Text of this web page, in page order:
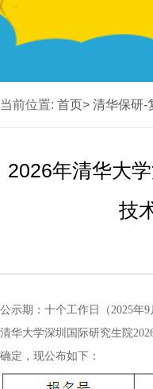
当前位置: 首页> 清华保研-
2026年清华大
技
公示期：十个工作日（2025年9
清华大学深圳国际研究生院
确定，现公布如下：